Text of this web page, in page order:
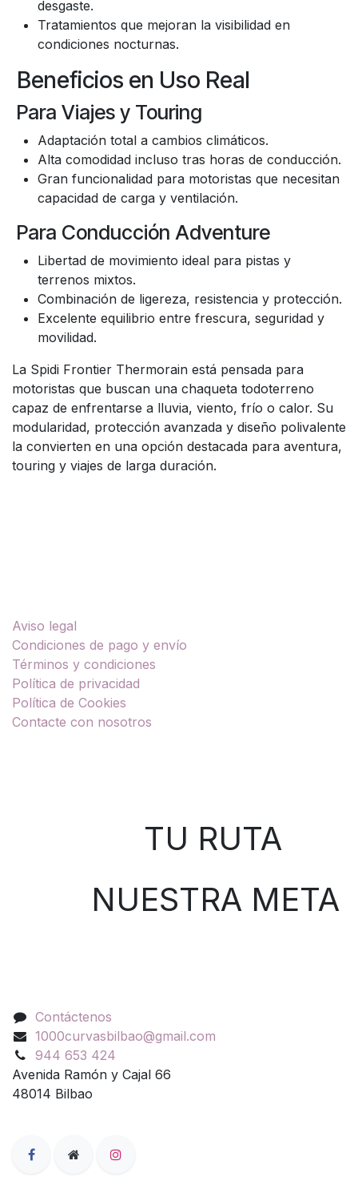
desgaste.
Tratamientos que mejoran la visibilidad en
condiciones nocturnas.
Beneficios en Uso Real
Para Viajes y Touring
Adaptación total a cambios climáticos.
Alta comodidad incluso tras horas de conducción.
Gran funcionalidad para motoristas que necesitan
capacidad de carga y ventilación.
Para Conducción Adventure
Libertad de movimiento ideal para pistas y
terrenos mixtos.
Combinación de ligereza, resistencia y protección.
Excelente equilibrio entre frescura, seguridad y
movilidad.
La Spidi Frontier Thermorain está pensada para
motoristas que buscan una chaqueta todoterreno
capaz de enfrentarse a lluvia, viento, frío o calor. Su
modularidad, protección avanzada y diseño polivalente
la convierten en una opción destacada para aventura,
touring y viajes de larga duración.
Aviso legal
Condiciones de pago y envío
Términos y condiciones
Política de privacidad
Política de Cookies
Contacte con nosotros
TU RUTA
NUESTRA META
Contáctenos
1000curvasbilbao@gmail.com
944 653 424
Avenida Ramón y Cajal 66
48014 Bilbao